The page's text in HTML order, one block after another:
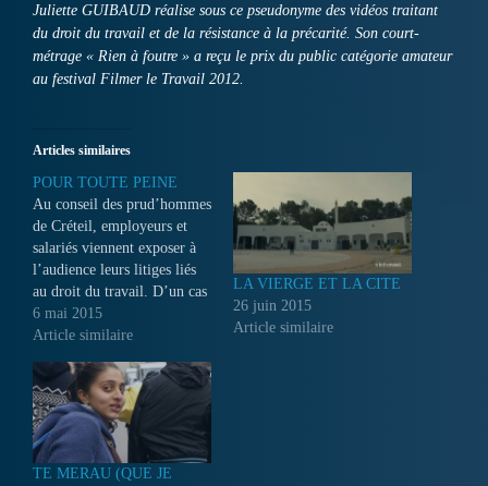
Juliette GUIBAUD réalise sous ce pseudonyme des vidéos traitant
du droit du travail et de la résistance à la précarité. Son court-
métrage « Rien à foutre » a reçu le prix du public catégorie amateur
au festival Filmer le Travail 2012.
Articles similaires
POUR TOUTE PEINE
Au conseil des prud’hommes
de Créteil, employeurs et
salariés viennent exposer à
l’audience leurs litiges liés
au droit du travail. D’un cas
à l’autre se racontent le
fonctionnement de
dureté du monde du travail,
les vicissitudes du langage.
6 mai 2015
Article similaire
LA VIERGE ET LA CITE
26 juin 2015
Article similaire
TE MERAU (QUE JE